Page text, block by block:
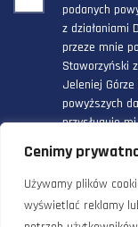
Cenimy
Używamy plików
wyświetlać reklamy
podanych
z działaniami
przeze mnie
Staworzyński
Jeleniej
powyższych
przysługuje
poprawienia,
czasie.